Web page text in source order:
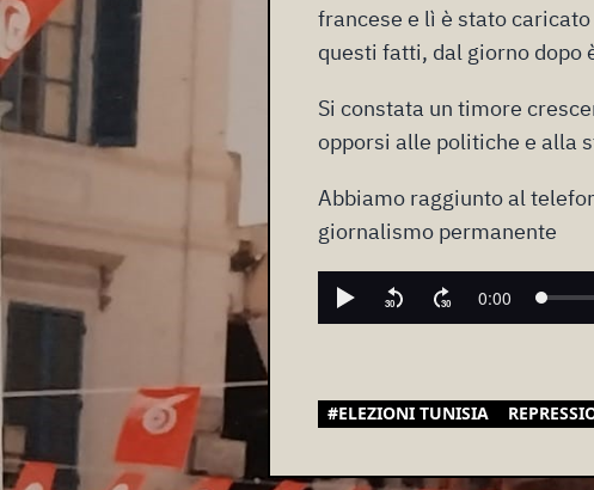
francese e lì è stato
questi fatti, dal giorno dopo
Si constata un timore
opporsi alle politiche e alla
Abbiamo raggiunto al
giornalismo permanente
#ELEZIONI TUNISIA